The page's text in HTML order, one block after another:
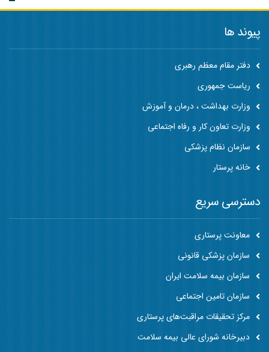
پیوند ها
دفتر مقام معظم رهبری
ریاست جمهوری
وزارت بهداشت ، درمان و آموزش
وزارت تعاون کار و رفاه اجتماعی
سازمان نظام پزشکی
خانه پرستار
دسترسی سریع
معاونت پرستاری
سازمان پزشکی قانونی
سازمان بیمه سلامت ایران
سازمان تامین اجتماعی
مرکز تحقیقات مراقبت‌های پرستاری
دبیرخانه شورای عالی بیمه سلامت